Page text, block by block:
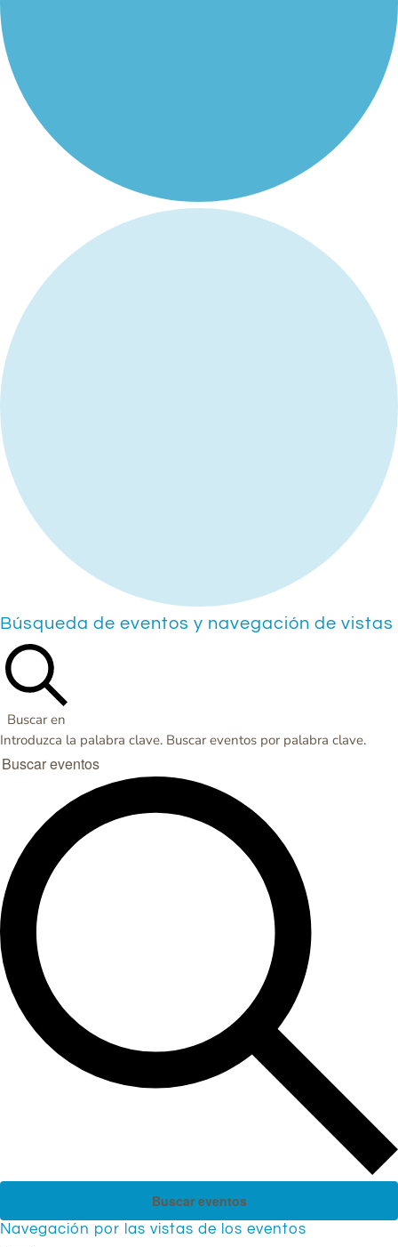
Events
for
Jueves,
Diciembre
5,
2024
Búsqueda de eventos y navegación de vistas
Buscar en
Introduzca la palabra clave. Buscar eventos por palabra clave.
Buscar eventos
Navegación por las vistas de los eventos